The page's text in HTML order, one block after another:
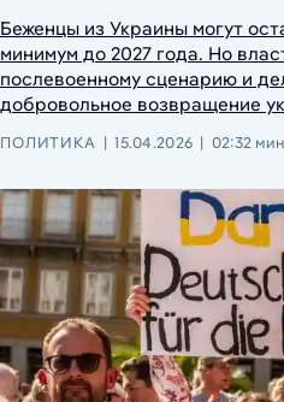
Беженцы из Украины могут
минимум до 2027 года. Но
послевоенному сценарию и
добровольное возвращение
ПОЛИТИКА 15.04.2026 02:32